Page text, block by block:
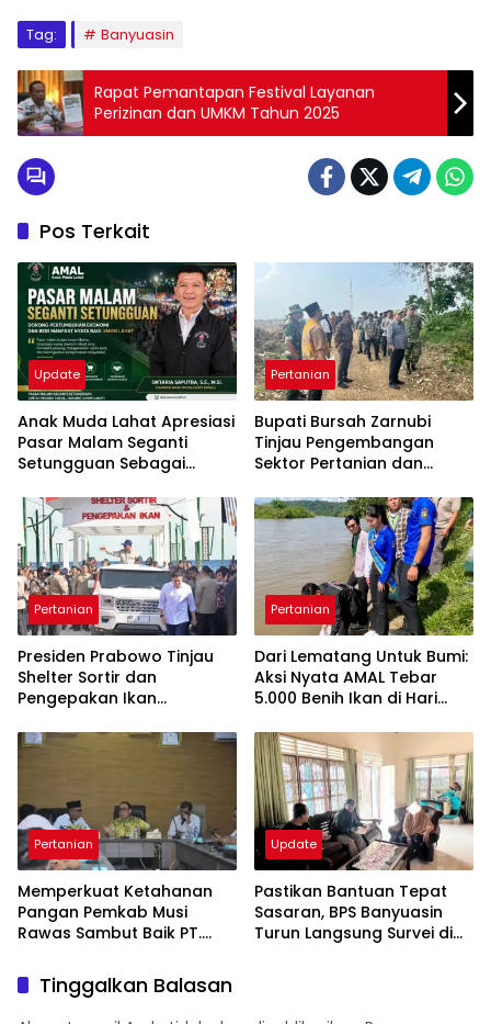
Tag: Banyuasin
Rapat Pemantapan Festival Layanan
Perizinan dan UMKM Tahun 2025
Pos Terkait
Update
Anak Muda Lahat Apresiasi
Pasar Malam Seganti
Setungguan Sebagai
Kerakyatan
Pertanian
Bupati Bursah Zarnubi
Tinjau Pengembangan
Sektor Pertanian dan
Kadis PUPR
Pertanian
Presiden Prabowo Tinjau
Shelter Sortir dan
Pengepakan Ikan
Putih di Gorontalo
Pertanian
Dari Lematang Untuk Bumi:
Aksi Nyata AMAL Tebar
5.000 Benih Ikan di Hari
Pertanian
Memperkuat Ketahanan
Pangan Pemkab Musi
Rawas Sambut Baik PT.
Update
Pastikan Bantuan Tepat
Sasaran, BPS Banyuasin
Turun Langsung Survei di
Tinggalkan Balasan